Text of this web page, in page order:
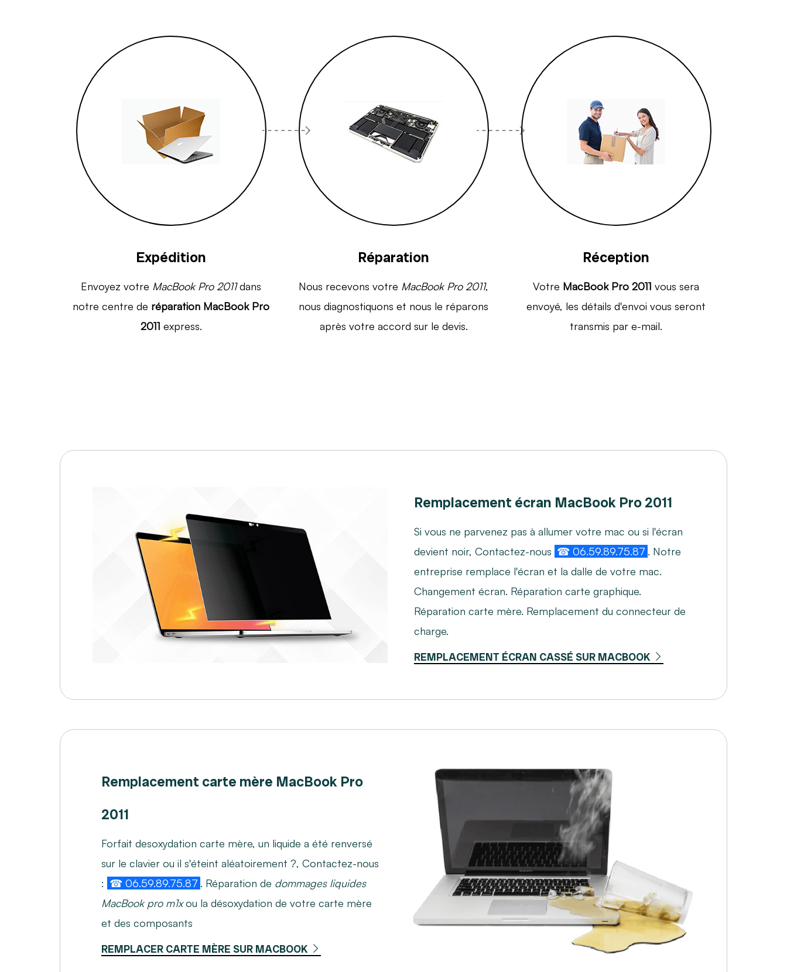
Expédition
Envoyez votre MacBook Pro 2011dans
notre centre de réparation MacBook Pro
2011 express.
Réparation
Nous recevons votre MacBook Pro 2011,
nous diagnostiquons et nous le réparons
après votre accord sur le devis.
Réception
Votre MacBook Pro 2011 vous sera
envoyé, les détails d'envoi vous seront
transmis par e-mail.
Remplacement écran MacBook Pro 2011
Si vous ne parvenez pas à allumer votre mac ou si l'écran
devient noir, Contactez-nous ☎ 06.59.89.75.87 . Notre
entreprise remplace l'écran et la dalle de votre mac.
Changement écran. Réparation carte graphique.
Réparation carte mère. Remplacement du connecteur de
charge.
REMPLACEMENT ÉCRAN CASSÉ SUR MACBOOK
Remplacement carte mère MacBook Pro
2011
Forfait desoxydation carte mère, un liquide a été renversé
sur le clavier ou il s'éteint aléatoirement ?, Contactez-nous
: ☎ 06.59.89.75.87 . Réparation de dommages liquides
MacBook pro m1xou la désoxydation de votre carte mère
et des composants
REMPLACER CARTE MÈRE SUR MACBOOK